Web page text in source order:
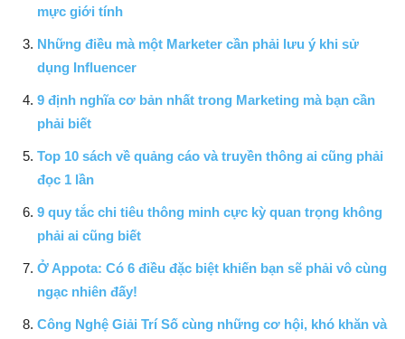
mực giới tính
Những điều mà một Marketer cần phải lưu ý khi sử
dụng Influencer
9 định nghĩa cơ bản nhất trong Marketing mà bạn cần
phải biết
Top 10 sách về quảng cáo và truyền thông ai cũng phải
đọc 1 lần
9 quy tắc chi tiêu thông minh cực kỳ quan trọng không
phải ai cũng biết
Ở Appota: Có 6 điều đặc biệt khiến bạn sẽ phải vô cùng
ngạc nhiên đấy!
Công Nghệ Giải Trí Số cùng những cơ hội, khó khăn và